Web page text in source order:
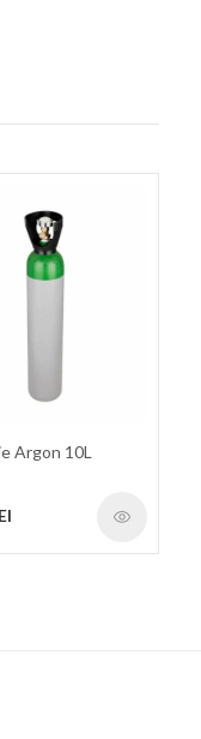
Argon 10L